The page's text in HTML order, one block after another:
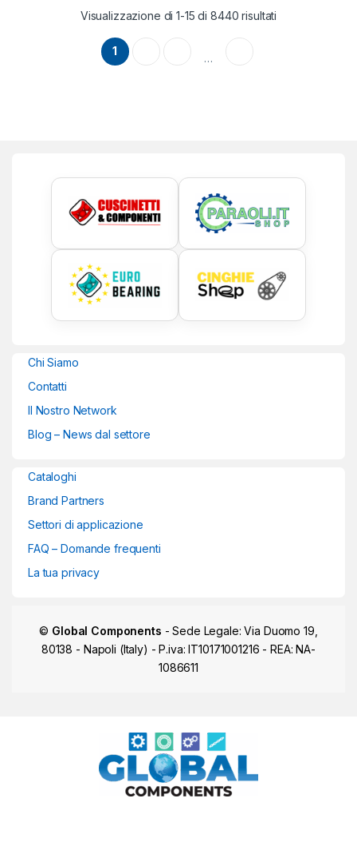
Visualizzazione di 1-15 di 8440 risultati
1
…
Chi Siamo
Contatti
Il Nostro Network
Blog – News dal settore
Cataloghi
Brand Partners
Settori di applicazione
FAQ – Domande frequenti
La tua privacy
© Global Components - Sede Legale: Via Duomo 19,
80138 - Napoli (Italy) - P.iva: IT10171001216 - REA: NA-
1086611